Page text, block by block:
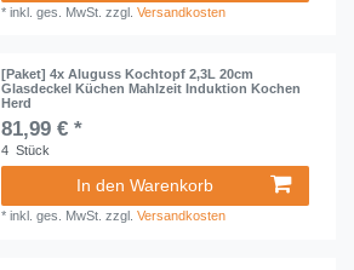
*inkl. ges. MwSt. zzgl.Versandkosten
[Paket] 4x Aluguss Kochtopf 2,3L 20cm
Glasdeckel Küchen Mahlzeit Induktion Kochen
Herd
81,99 € *
4 Stück
In den Warenkorb
*inkl. ges. MwSt. zzgl.Versandkosten